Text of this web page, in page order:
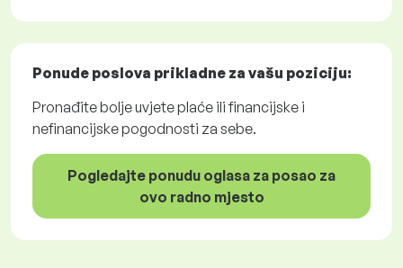
Ponude poslova prikladne za vašu poziciju:
Pronađite bolje uvjete plaće ili financijske i
nefinancijske pogodnosti za sebe.
Pogledajte ponudu oglasa za posao za
ovo radno mjesto